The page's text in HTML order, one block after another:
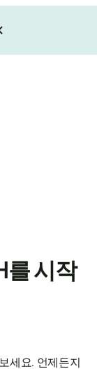
를 시작
세요. 언제든지